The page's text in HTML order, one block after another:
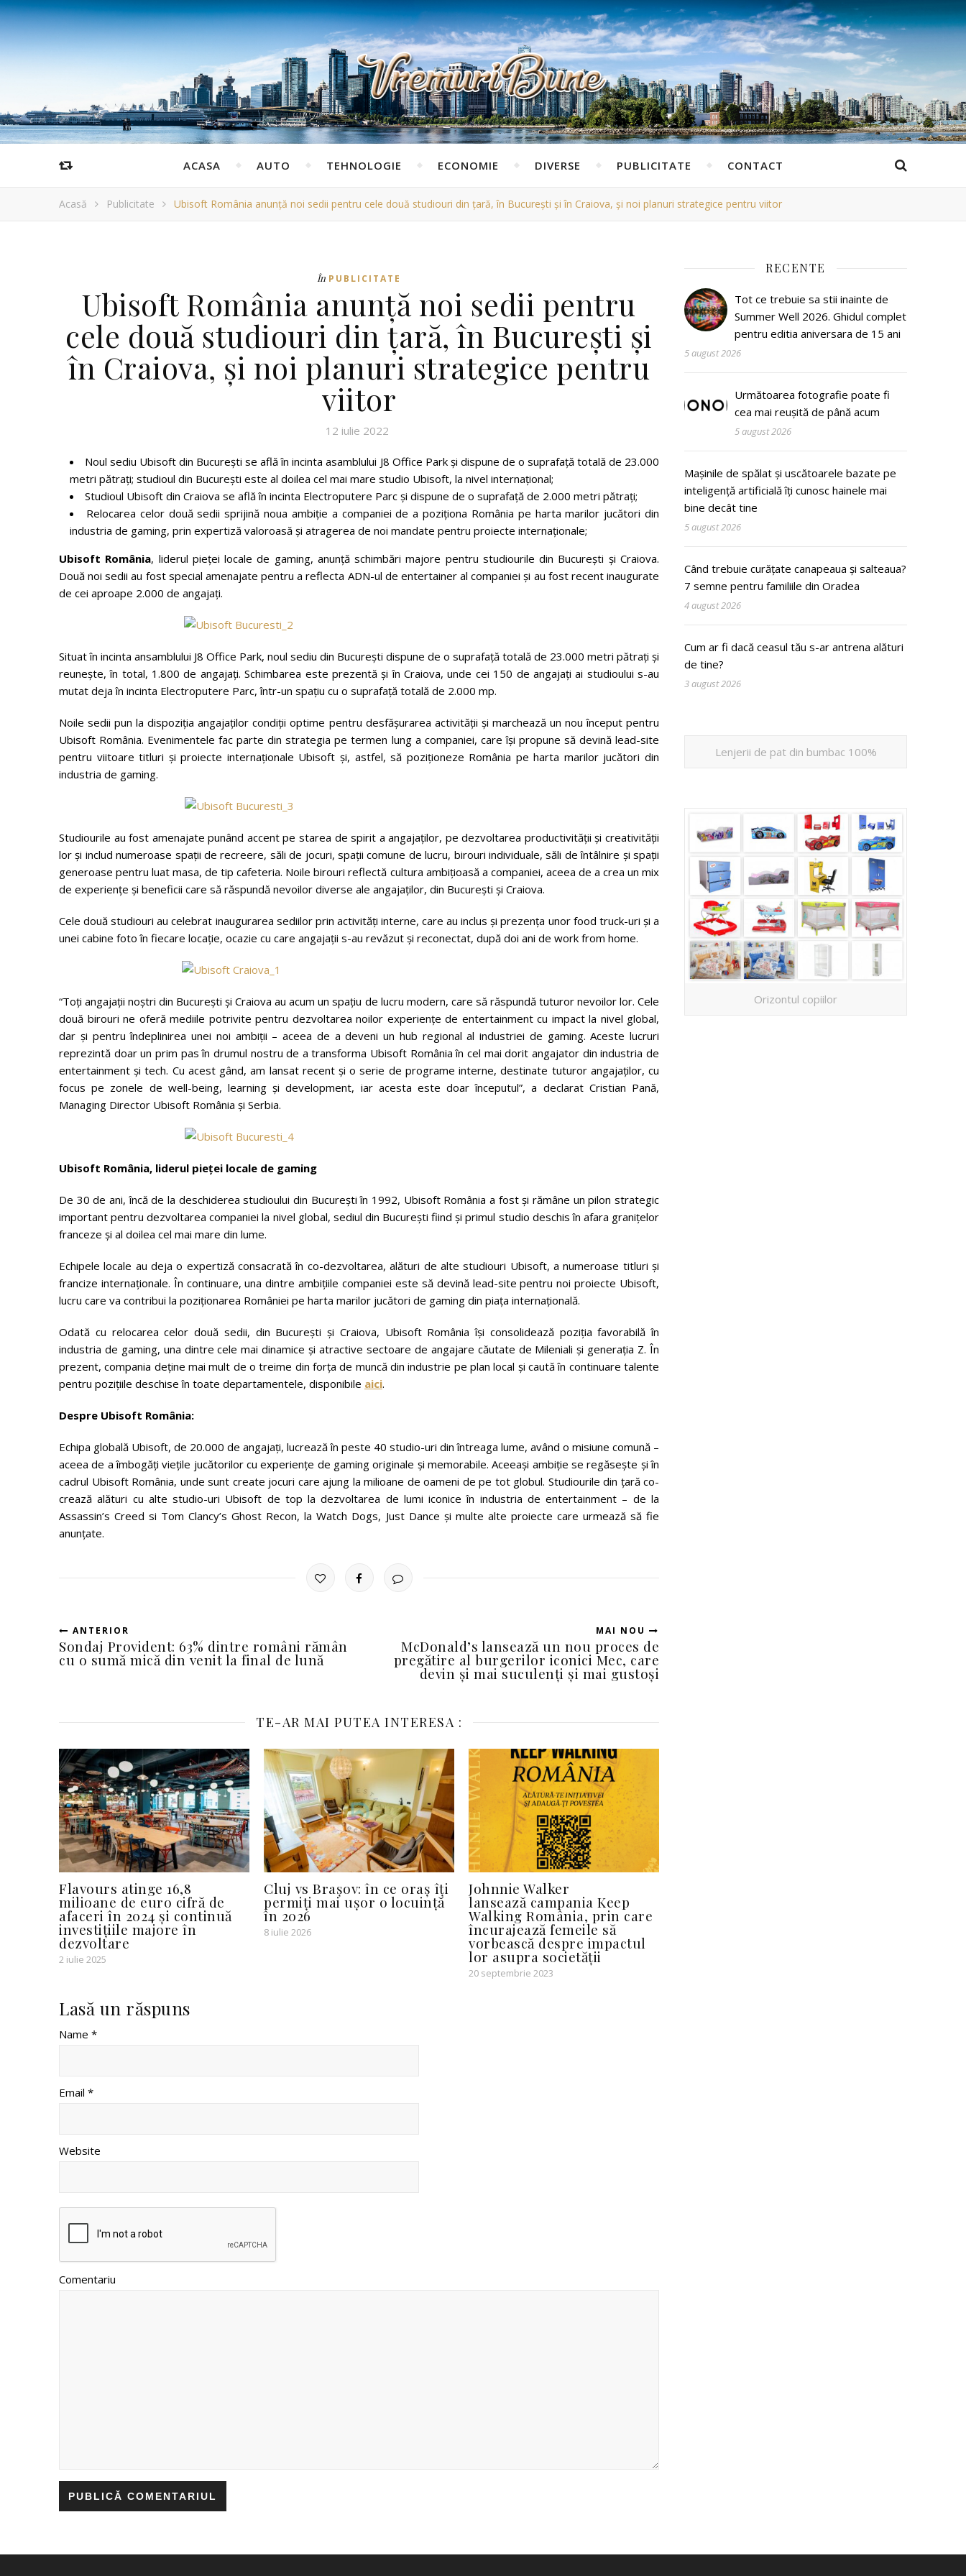
ACASA AUTO TEHNOLOGIE ECONOMIE DIVERSE PUBLICITATE CONTACT
Acasă Publicitate Ubisoft România anunță noi sedii pentru cele două studiouri din țară, în București și în Craiova, și noi planuri strategice pentru viitor
În PUBLICITATE
Ubisoft România anunță noi sedii pentru
cele două studiouri din țară, în București și
în Craiova, și noi planuri strategice pentru
viitor
12 iulie 2022
Noul sediu Ubisoft din București se află în incinta asamblului J8 Office Park și dispune de o suprafață totală de 23.000
metri pătrați; studioul din București este al doilea cel mai mare studio Ubisoft, la nivel internațional;
Studioul Ubisoft din Craiova se află în incinta Electroputere Parc și dispune de o suprafață de 2.000 metri pătrați;
Relocarea celor două sedii sprijină noua ambiție a companiei de a poziționa România pe harta marilor jucători din
industria de gaming, prin expertiză valoroasă și atragerea de noi mandate pentru proiecte internaționale;
Ubisoft România, liderul pieței locale de gaming, anunță schimbări majore pentru studiourile din București și Craiova.
Două noi sedii au fost special amenajate pentru a reflecta ADN-ul de entertainer al companiei și au fost recent inaugurate
de cei aproape 2.000 de angajați.
Situat în incinta ansamblului J8 Office Park, noul sediu din București dispune de o suprafață totală de 23.000 metri pătrați și
reunește, în total, 1.800 de angajați. Schimbarea este prezentă și în Craiova, unde cei 150 de angajați ai studioului s-au
mutat deja în incinta Electroputere Parc, într-un spațiu cu o suprafață totală de 2.000 mp.
Noile sedii pun la dispoziția angajaților condiții optime pentru desfășurarea activității și marchează un nou început pentru
Ubisoft România. Evenimentele fac parte din strategia pe termen lung a companiei, care își propune să devină lead-site
pentru viitoare titluri și proiecte internaționale Ubisoft și, astfel, să poziționeze România pe harta marilor jucători din
industria de gaming.
Studiourile au fost amenajate punând accent pe starea de spirit a angajaților, pe dezvoltarea productivității și creativității
lor și includ numeroase spații de recreere, săli de jocuri, spații comune de lucru, birouri individuale, săli de întâlnire și spații
generoase pentru luat masa, de tip cafeteria. Noile birouri reflectă cultura ambițioasă a companiei, aceea de a crea un mix
de experiențe și beneficii care să răspundă nevoilor diverse ale angajaților, din București și Craiova.
Cele două studiouri au celebrat inaugurarea sediilor prin activități interne, care au inclus și prezența unor food truck-uri și a
unei cabine foto în fiecare locație, ocazie cu care angajații s-au revăzut și reconectat, după doi ani de work from home.
“Toți angajații noștri din București și Craiova au acum un spațiu de lucru modern, care să răspundă tuturor nevoilor lor. Cele
două birouri ne oferă mediile potrivite pentru dezvoltarea noilor experiențe de entertainment cu impact la nivel global,
dar și pentru îndeplinirea unei noi ambiții – aceea de a deveni un hub regional al industriei de gaming. Aceste lucruri
reprezintă doar un prim pas în drumul nostru de a transforma Ubisoft România în cel mai dorit angajator din industria de
entertainment și tech. Cu acest gând, am lansat recent și o serie de programe interne, destinate tuturor angajaților, cu
focus pe zonele de well-being, learning și development, iar acesta este doar începutul”, a declarat Cristian Pană,
Managing Director Ubisoft România și Serbia.
Ubisoft România, liderul pieței locale de gaming
De 30 de ani, încă de la deschiderea studioului din București în 1992, Ubisoft România a fost și rămâne un pilon strategic
important pentru dezvoltarea companiei la nivel global, sediul din București fiind și primul studio deschis în afara granițelor
franceze și al doilea cel mai mare din lume.
Echipele locale au deja o expertiză consacrată în co-dezvoltarea, alături de alte studiouri Ubisoft, a numeroase titluri și
francize internaționale. În continuare, una dintre ambițiile companiei este să devină lead-site pentru noi proiecte Ubisoft,
lucru care va contribui la poziționarea României pe harta marilor jucători de gaming din piața internațională.
Odată cu relocarea celor două sedii, din București și Craiova, Ubisoft România își consolidează poziția favorabilă în
industria de gaming, una dintre cele mai dinamice și atractive sectoare de angajare căutate de Mileniali și generația Z. În
prezent, compania deține mai mult de o treime din forța de muncă din industrie pe plan local și caută în continuare talente
pentru pozițiile deschise în toate departamentele, disponibile aici.
Despre Ubisoft România:
Echipa globală Ubisoft, de 20.000 de angajați, lucrează în peste 40 studio-uri din întreaga lume, având o misiune comună –
aceea de a îmbogăți viețile jucătorilor cu experiențe de gaming originale și memorabile. Aceeași ambiție se regăsește și în
cadrul Ubisoft România, unde sunt create jocuri care ajung la milioane de oameni de pe tot globul. Studiourile din țară co-
crează alături cu alte studio-uri Ubisoft de top la dezvoltarea de lumi iconice în industria de entertainment – de la
Assassin’s Creed si Tom Clancy’s Ghost Recon, la Watch Dogs, Just Dance și multe alte proiecte care urmează să fie
anunțate.
ANTERIOR
Sondaj Provident: 63% dintre români rămân
cu o sumă mică din venit la final de lună
MAI NOU
McDonald’s lansează un nou proces de
pregătire al burgerilor iconici Mec, care
devin și mai suculenți și mai gustoși
TE-AR MAI PUTEA INTERESA :
Flavours atinge 16,8
milioane de euro cifră de
afaceri în 2024 și continuă
investițiile majore în
dezvoltare
2 iulie 2025
Cluj vs Brașov: în ce oraș îți
permiți mai ușor o locuință
în 2026
8 iulie 2026
Johnnie Walker
lansează campania Keep
Walking România, prin care
încurajează femeile să
vorbească despre impactul
lor asupra societății
20 septembrie 2023
Lasă un răspuns
Name *
Email *
Website
Comentariu
RECENTE
Tot ce trebuie sa stii inainte de
Summer Well 2026. Ghidul complet
pentru editia aniversara de 15 ani
5 august 2026
Următoarea fotografie poate fi
cea mai reușită de până acum
5 august 2026
Mașinile de spălat și uscătoarele bazate pe
inteligență artificială îți cunosc hainele mai
bine decât tine
5 august 2026
Când trebuie curățate canapeaua și salteaua?
7 semne pentru familiile din Oradea
4 august 2026
Cum ar fi dacă ceasul tău s-ar antrena alături
de tine?
3 august 2026
Lenjerii de pat din bumbac 100%
Orizontul copiilor